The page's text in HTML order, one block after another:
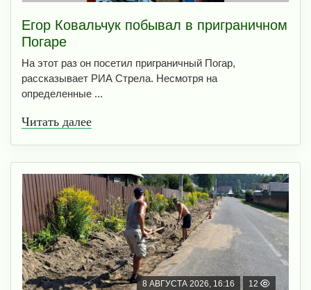
Егор Ковальчук побывал в приграничном
Погаре
На этот раз он посетил приграничный Погар,
рассказывает РИА Стрела. Несмотря на
определенные ...
Читать далее
8 АВГУСТА 2026, 16:16 12